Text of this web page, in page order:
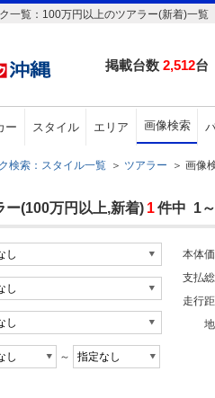
一覧：100万円以上のツアラー(新着)一覧
掲載台数 2,512台
ー スタイル エリア 画像検索
検索：スタイル一覧 ＞ ツアラー ＞ 画像
ー(100万円以上,新着) 1件中 1
～
本体
支払
走行